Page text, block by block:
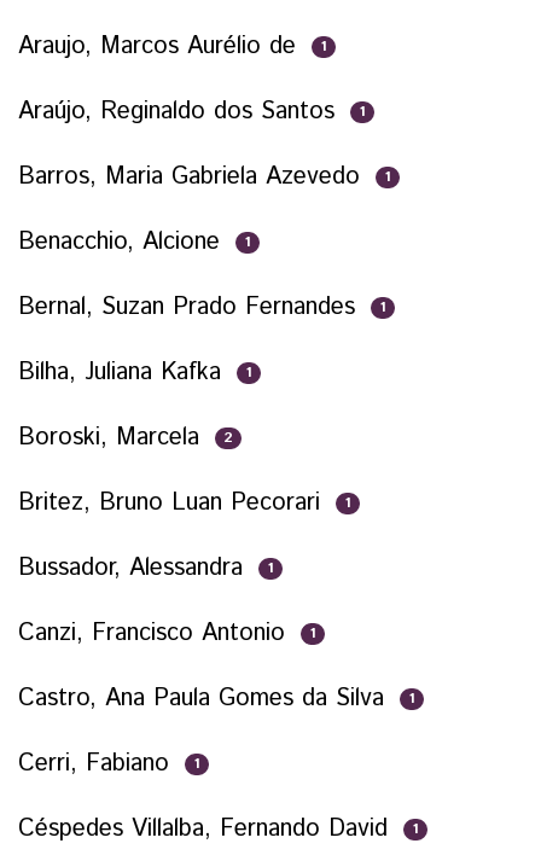
Araujo, Marcos Aurélio de 1
Araújo, Reginaldo dos Santos 1
Barros, Maria Gabriela Azevedo 1
Benacchio, Alcione 1
Bernal, Suzan Prado Fernandes 1
Bilha, Juliana Kafka 1
Boroski, Marcela 2
Britez, Bruno Luan Pecorari 1
Bussador, Alessandra 1
Canzi, Francisco Antonio 1
Castro, Ana Paula Gomes da Silva 1
Cerri, Fabiano 1
Céspedes Villalba, Fernando David 1